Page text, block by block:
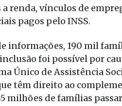
renda, vínculos de
pagos pelo INSS.
informações, 190 mil
foi possível por
Único de Assistência
têm direito ao
milhões de famílias